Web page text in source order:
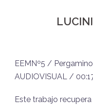
EEMNº5 /
AUDIOVISUAL /
Este trabajo